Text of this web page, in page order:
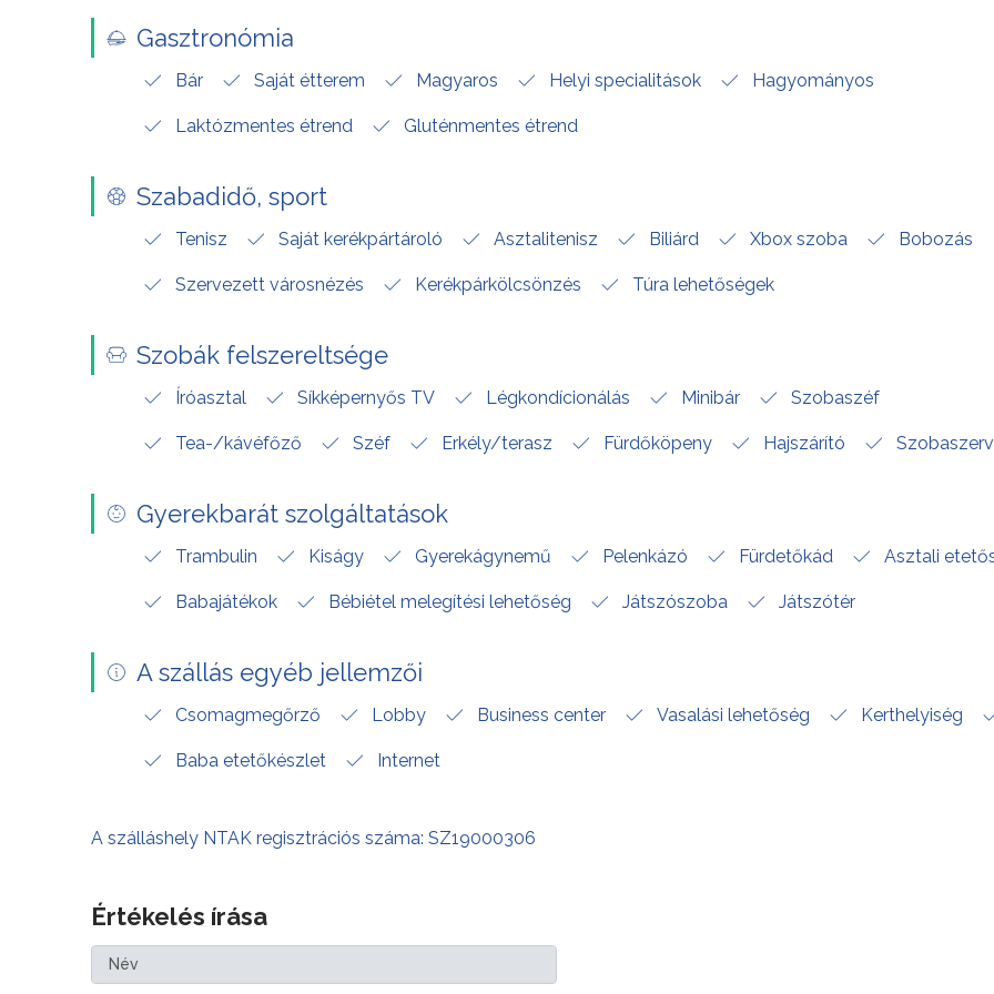
Gasztronómia
Bár Saját étterem Magyaros Helyi specialitások Hagyományos
Laktózmentes étrend Gluténmentes étrend
Szabadidő, sport
Tenisz Saját kerékpártároló Asztalitenisz Biliárd Xbox szoba Bobozás
Szervezett városnézés Kerékpárkölcsönzés Túra lehetőségek
Szobák felszereltsége
Íróasztal Síkképernyős TV Légkondícionálás Minibár Szobaszéf
Tea-/kávéfőző Széf Erkély/terasz Fürdőköpeny Hajszárító
Gyerekbarát szolgáltatások
Trambulin Kiságy Gyerekágynemű Pelenkázó Fürdetőkád Asztali
Babajátékok Bébiétel melegítési lehetőség Játszószoba Játszótér
A szállás egyéb jellemzői
Csomagmegőrző Lobby Business center Vasalási lehetőség Kerthelyiség
Baba etetőkészlet Internet
A szálláshely NTAK regisztrációs száma: SZ19000306
Értékelés írása